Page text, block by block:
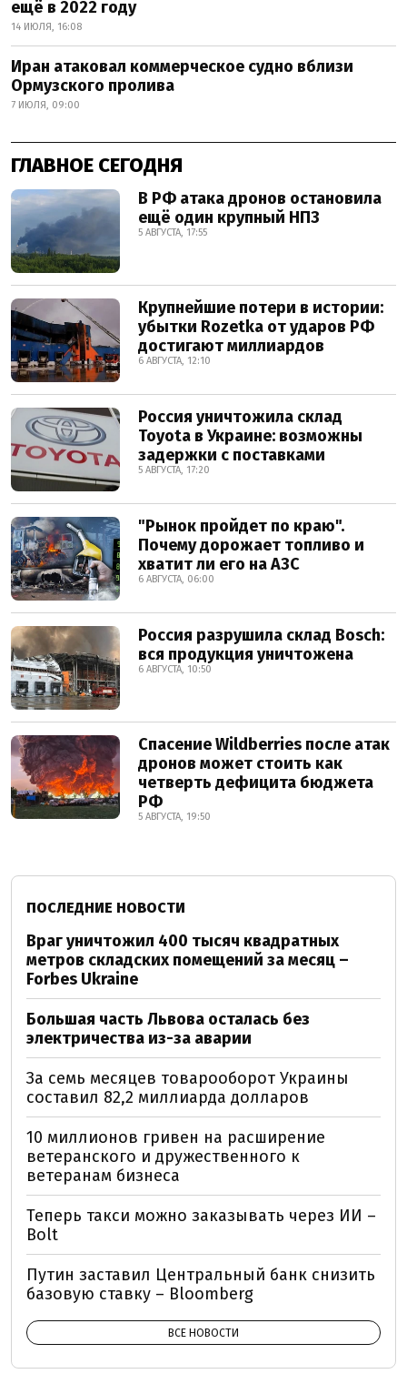
ещё в 2022 году
14 ИЮЛЯ, 16:08
Иран атаковал коммерческое судно вблизи
Ормузского пролива
7 ИЮЛЯ, 09:00
ГЛАВНОЕ СЕГОДНЯ
В РФ атака дронов остановила
ещё один крупный НПЗ
5 АВГУСТА, 17:55
Крупнейшие потери в истории:
убытки Rozetka от ударов РФ
достигают миллиардов
6 АВГУСТА, 12:10
Россия уничтожила склад
Toyota в Украине: возможны
задержки с поставками
5 АВГУСТА, 17:20
"Рынок пройдет по краю".
Почему дорожает топливо и
хватит ли его на АЗС
6 АВГУСТА, 06:00
Россия разрушила склад Bosch:
вся продукция уничтожена
6 АВГУСТА, 10:50
Спасение Wildberries после атак
дронов может стоить как
четверть дефицита бюджета
РФ
5 АВГУСТА, 19:50
ПОСЛЕДНИЕ НОВОСТИ
Враг уничтожил 400 тысяч квадратных
метров складских помещений за месяц –
Forbes Ukraine
Большая часть Львова осталась без
электричества из-за аварии
За семь месяцев товарооборот Украины
составил 82,2 миллиарда долларов
10 миллионов гривен на расширение
ветеранского и дружественного к
ветеранам бизнеса
Теперь такси можно заказывать через ИИ –
Bolt
Путин заставил Центральный банк снизить
базовую ставку – Bloomberg
ВСЕ НОВОСТИ